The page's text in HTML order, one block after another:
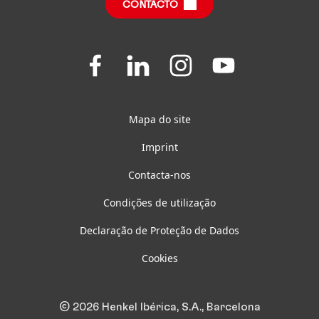
Questões FrequentesCONTACTO
Join
Join
on
Join
on
Join
us
Mapa do site
Imprint
Contacta-nos
Condições de utilização
Declaração de Proteção de Dados
Cookies
© 2026 Henkel Ibérica, S.A., Barcelona